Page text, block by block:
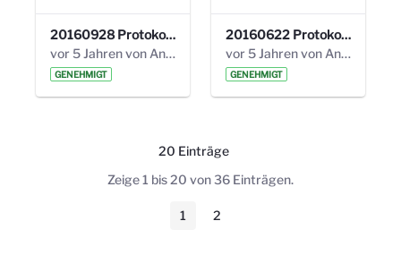
20160928 Protokoll 17. Steuerungskreis.pdf
vor 5 Jahren von Anni Schlumberger
GENEHMIGT
20160622 Protokoll 16. Steuerungskreis.pdf
vor 5 Jahren von Anni Schlumberger
GENEHMIGT
20 Einträge
Pro Seite
Zeige 1 bis 20 von 36 Einträgen.
Seite
1 Seite
2